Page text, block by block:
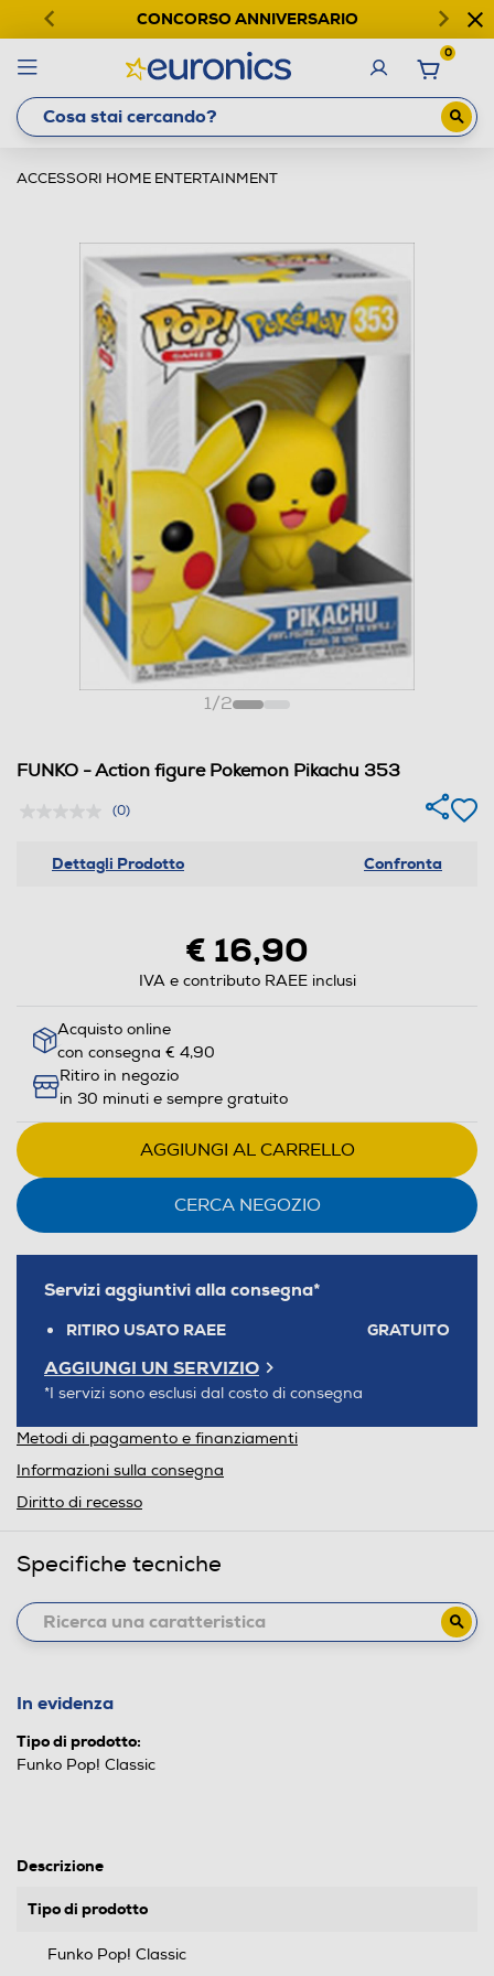
CONCORSO ANNIVERSARIO
0
ACCESSORI HOME ENTERTAINMENT
1/2
FUNKO - Action figure Pokemon Pikachu 353
(0)
Dettagli Prodotto Confronta
€ 16,90
IVA e contributo RAEE inclusi
Acquisto online
con consegna € 4,90
Ritiro in negozio
in 30 minuti e sempre gratuito
AGGIUNGI AL CARRELLO
CERCA NEGOZIO
Servizi aggiuntivi alla consegna*
RITIRO USATO RAEE GRATUITO
AGGIUNGI UN SERVIZIO
*I servizi sono esclusi dal costo di consegna
Metodi di pagamento e finanziamenti
Informazioni sulla consegna
Diritto di recesso
Specifiche tecniche
In evidenza
Tipo di prodotto:
Funko Pop! Classic
Descrizione
Tipo di prodotto
Funko Pop! Classic